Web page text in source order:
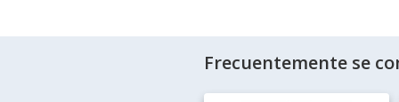
Frecuentemente se